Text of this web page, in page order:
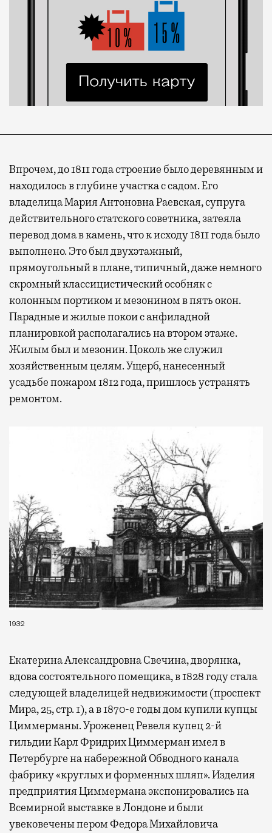
Впрочем, до 1811 года строение было деревянным и
находилось в глубине участка с садом. Его
владелица Мария Антоновна Раевская, супруга
действительного статского советника, затеяла
перевод дома в камень, что к исходу 1811 года было
выполнено. Это был двухэтажный,
прямоугольный в плане, типичный, даже немного
скромный классицистический особняк с
колонным портиком и мезонином в пять окон.
Парадные и жилые покои с анфиладной
планировкой располагались на втором этаже.
Жилым был и мезонин. Цоколь же служил
хозяйственным целям. Ущерб, нанесенный
усадьбе пожаром 1812 года, пришлось устранять
ремонтом.
1932
Екатерина Александровна Свечина, дворянка,
вдова состоятельного помещика, в 1828 году стала
следующей владелицей недвижимости (проспект
Мира, 25, стр. 1), а в 1870-е годы дом купили купцы
Циммерманы. Уроженец Ревеля купец 2-й
гильдии Карл Фридрих Циммерман имел в
Петербурге на набережной Обводного канала
фабрику «круглых и форменных шляп». Изделия
предприятия Циммермана экспонировались на
Всемирной выставке в Лондоне и были
увековечены пером Федора Михайловича